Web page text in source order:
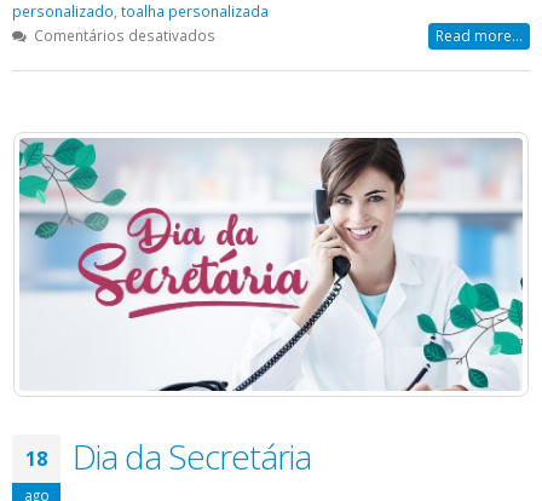
personalizado, toalha personalizada
Comentários desativadosem
Promocional
Read more...
18
ago
Dia da Secretária